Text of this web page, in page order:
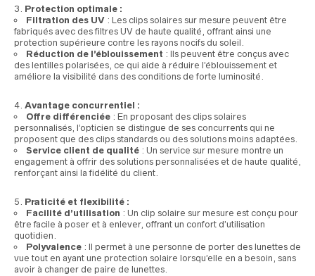
Protection optimale :
Filtration des UV : Les clips solaires sur mesure peuvent être
fabriqués avec des filtres UV de haute qualité, offrant ainsi une
protection supérieure contre les rayons nocifs du soleil.
Réduction de l’éblouissement : Ils peuvent être conçus avec
des lentilles polarisées, ce qui aide à réduire l’éblouissement et
améliore la visibilité dans des conditions de forte luminosité.
Avantage concurrentiel :
Offre différenciée : En proposant des clips solaires
personnalisés, l’opticien se distingue de ses concurrents qui ne
proposent que des clips standards ou des solutions moins adaptées.
Service client de qualité : Un service sur mesure montre un
engagement à offrir des solutions personnalisées et de haute qualité,
renforçant ainsi la fidélité du client.
Praticité et flexibilité :
Facilité d’utilisation : Un clip solaire sur mesure est conçu pour
être facile à poser et à enlever, offrant un confort d’utilisation
quotidien.
Polyvalence : Il permet à une personne de porter des lunettes de
vue tout en ayant une protection solaire lorsqu’elle en a besoin, sans
avoir à changer de paire de lunettes.